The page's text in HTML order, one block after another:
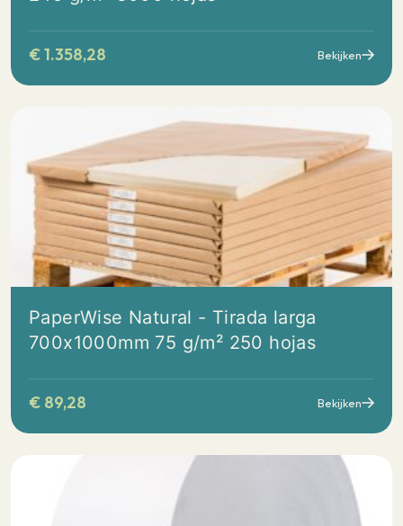
€1.358,28 Bekijken
PaperWise Natural - Tirada larga
700x1000mm 75 g/m² 250 hojas
€ 89,28 Bekijken